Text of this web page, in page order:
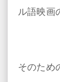
ル語映画
そのため